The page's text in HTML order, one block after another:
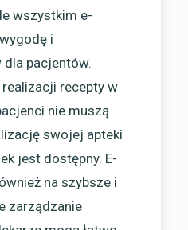
wszystkim e-
i
pacjentów.
recepty w
nie muszą
swojej apteki
jest dostępny. E-
na szybsze i
zarządzanie